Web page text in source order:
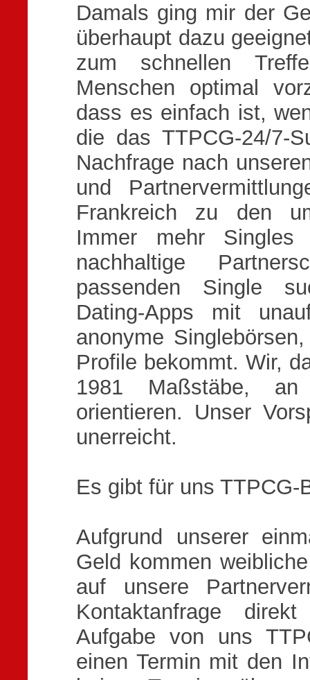
Damals ging mir der
überhaupt dazu
zum schnellen
Menschen optimal
dass es einfach ist,
die das TTPCG-24/7-
Nachfrage nach
und
Frankreich zu den
Immer mehr
nachhaltige
passenden Single
Dating-Apps mit
anonyme
Profile bekommt. Wir,
1981 Maßstäbe, an
orientieren. Unser
unerreicht.
Es gibt für uns
Aufgrund unserer
Geld kommen
auf unsere
Kontaktanfrage
Aufgabe von uns
einen Termin mit den